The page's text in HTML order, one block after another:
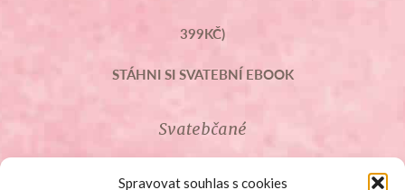
Spravovat souhlas s cookies
399KČ)
STÁHNI SI SVATEBNÍ EBOOK
Svatebčané
ROZCESTNÍK PRO SVATEBČANY